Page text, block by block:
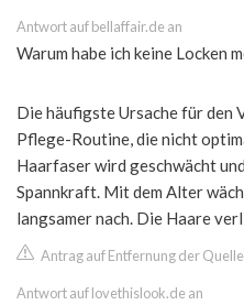
Antwort auf bellaffair.de an
Warum habe ich keine Locken
Die häufigste Ursache für den
Pflege-Routine, die nicht
Haarfaser wird geschwächt
Spannkraft. Mit dem Alter
langsamer nach. Die Haare
Antrag auf Entfernung der Quelle
Antwort auf lovethislook.de an